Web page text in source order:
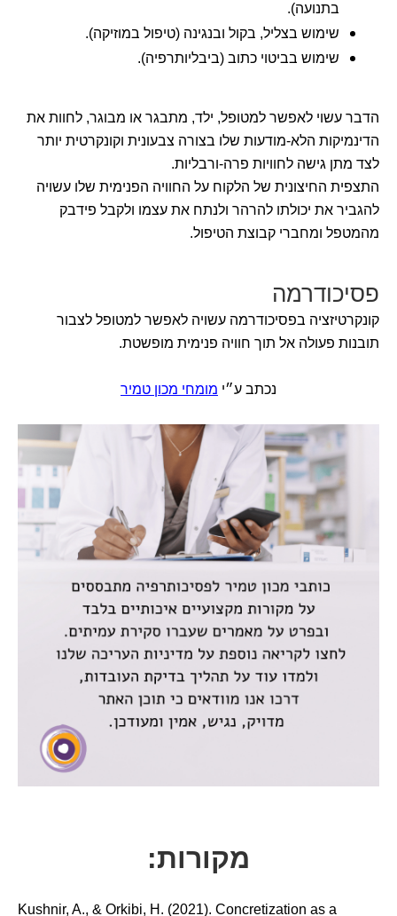
בתנועה).
שימוש בצליל, בקול ובנגינה (טיפול במוזיקה).
שימוש בביטוי כתוב (ביבליותרפיה).
הדבר עשוי לאפשר למטופל, ילד, מתבגר או מבוגר, לחוות את
הדינמיקות הלא-מודעות שלו בצורה צבעונית וקונקרטית יותר
לצד מתן גישה לחוויות פרה-ורבליות.
התצפית החיצונית של הלקוח על החוויה הפנימית שלו עשויה
להגביר את יכולתו להרהר ולנתח את עצמו ולקבל פידבק
מהמטפל ומחברי קבוצת הטיפול.
פסיכודרמה
קונקרטיזציה בפסיכודרמה עשויה לאפשר למטופל לצבור
תובנות פעולה אל תוך חוויה פנימית מופשטת.
נכתב ע״י מומחי מכון טמיר
מקורות:
Kushnir, A., & Orkibi, H. (2021). Concretization as a